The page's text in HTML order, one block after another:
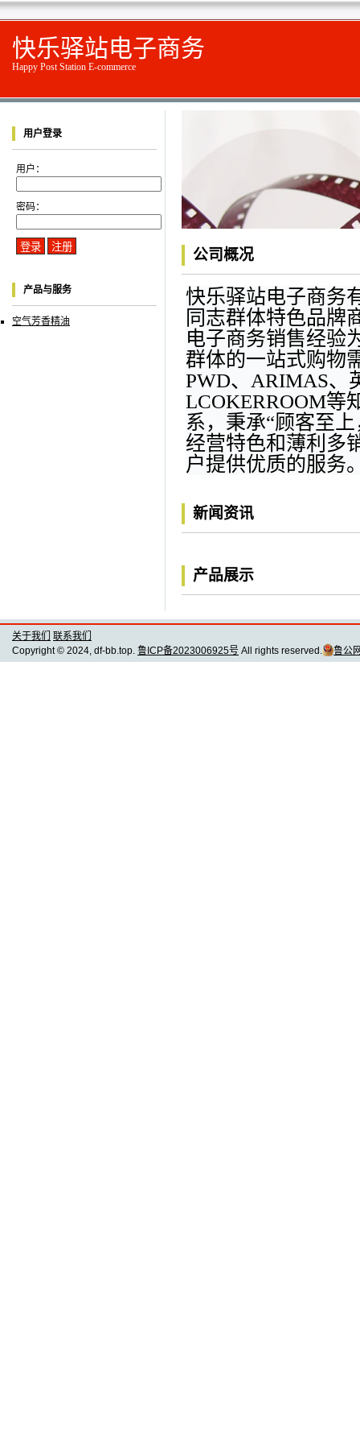
快乐驿站电子商务
Happy Post Station E-commerce
用户登录
用户：
密码：
产品与服务
空气芳香精油
公司概况
快乐驿站电子商务
同志群体特色品牌
电子商务销售经验
群体的一站式购物
PWD、ARIMAS、
LCOKERROOM等
系，秉承“顾客至
经营特色和薄利多
户提供优质的服务
新闻资讯
产品展示
关于我们 联系我们
Copyright © 2024, df-bb.top. 鲁ICP备2023006925号 All rights reserved. 鲁公